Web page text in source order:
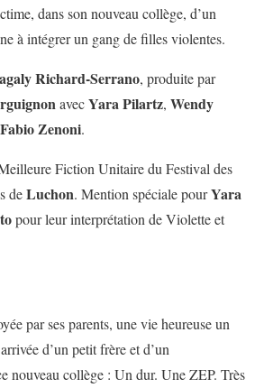
dans son nouveau collège, d’un
à intégrer un gang de filles violentes.
Richard-Serrano, produite par
avecYara Pilartz, Wendy
Fabio Zenoni.
Fiction Unitaire du Festival des
deLuchon. Mention spéciale pourYara
pour leur interprétation de Violette et
par ses parents, une vie heureuse un
d’un petit frère et d’un
nouveau collège : Un dur. Une ZEP. Très